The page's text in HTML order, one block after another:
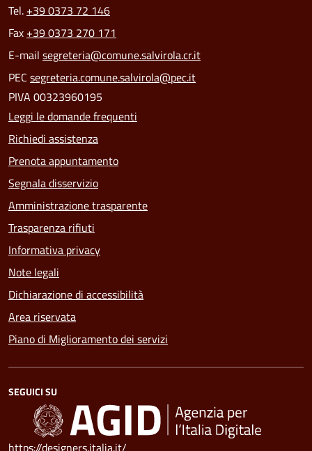
Tel. +39 0373 72 146
Fax +39 0373 270 171
E-mail segreteria@comune.salvirola.cr.it
PEC segreteria.comune.salvirola@pec.it
PIVA 00323960195
Leggi le domande frequenti
Richiedi assistenza
Prenota appuntamento
Segnala disservizio
Amministrazione trasparente
Trasparenza rifiuti
Informativa privacy
Note legali
Dichiarazione di accessibilità
Area riservata
Piano di Miglioramento dei servizi
SEGUICI SU
https://designers.italia.it/